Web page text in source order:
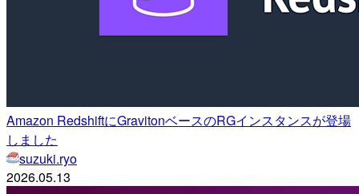
Amazon RedshiftにGravitonベースのRGインスタンスが登場
しました
suzuki.ryo
2026.05.13